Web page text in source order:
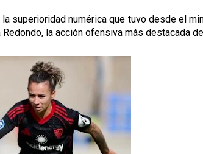
superioridad numérica que tuvo desde el
la acción ofensiva más destacada